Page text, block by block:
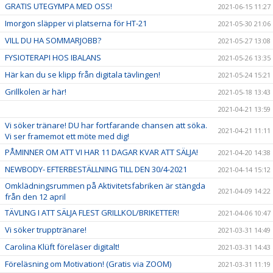
GRATIS UTEGYMPA MED OSS! 2021-06-15 11:27
Imorgon släpper vi platserna för HT-21 2021-05-30 21:06
VILL DU HA SOMMARJOBB? 2021-05-27 13:08
FYSIOTERAPI HOS IBALANS 2021-05-26 13:35
Här kan du se klipp från digitala tävlingen! 2021-05-24 15:21
Grillkolen är här!
2021-05-18 13:43
2021-04-21 13:59
Vi söker tränare! DU har fortfarande chansen att söka.
Vi ser framemot ett möte med dig!
2021-04-21 11:11
PÅMINNER OM ATT VI HAR 11 DAGAR KVAR ATT SÄLJA! 2021-04-20 14:38
NEWBODY- EFTERBESTÄLLNING TILL DEN 30/4-2021 2021-04-14 15:12
Omklädningsrummen på Aktivitetsfabriken är stängda
från den 12 april
2021-04-09 14:22
TÄVLING I ATT SÄLJA FLEST GRILLKOL/BRIKETTER! 2021-04-06 10:47
Vi söker trupptränare! 2021-03-31 14:49
Carolina Klüft föreläser digitalt! 2021-03-31 14:43
Föreläsning om Motivation! (Gratis via ZOOM) 2021-03-31 11:19